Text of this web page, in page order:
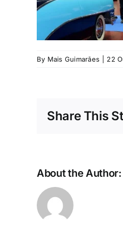
By Mais Guimarães 22
Share This
About the Author: